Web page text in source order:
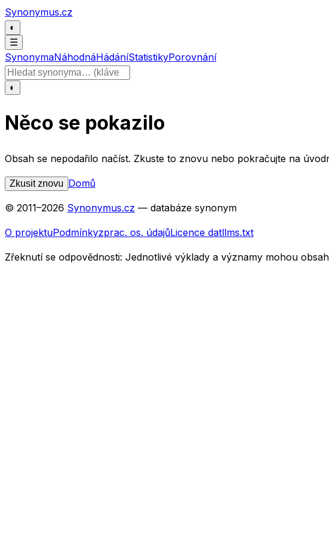
Přeskočit na obsah
Synonymus.cz
◐
☰
SynonymaNáhodnáHádáníStatistikyPorovnání
Hledat slovo
◐
Něco se pokazilo
Obsah se nepodařilo načíst. Zkuste to znovu nebo pokračujte na
Zkusit znovu Domů
© 2011–2026 Synonymus.cz — databáze synonym
O projektuPodmínkyzprac. os. údajůLicence datllms.txt
Zřeknutí se odpovědnosti: Jednotlivé výklady a významy mohou